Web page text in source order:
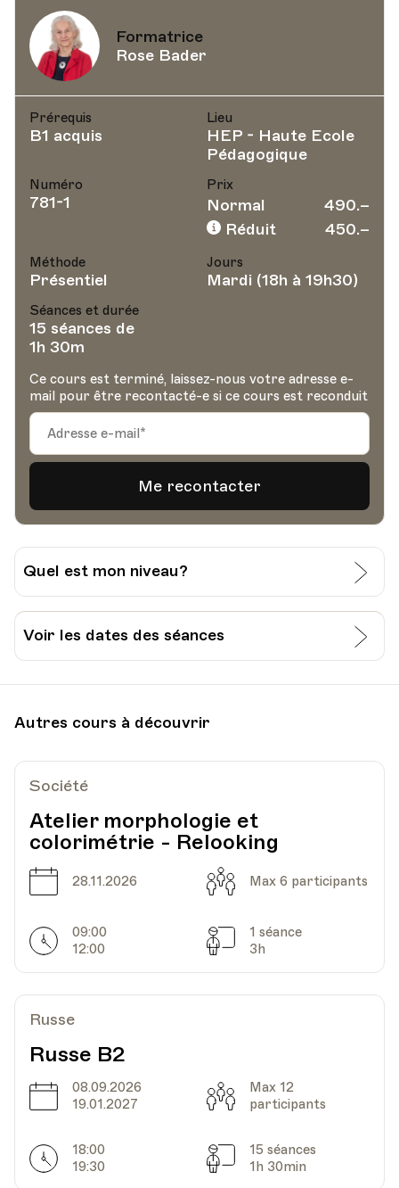
Formatrice
Rose Bader
Prérequis
B1 acquis
Lieu
HEP - Haute Ecole
Pédagogique
Numéro
781-1
Prix
Normal
490.–
Réduit
450.–
Méthode
Présentiel
Jours
Mardi (18h à 19h30)
Séances et durée
15 séances de
1h 30m
Ce cours est terminé, laissez-nous votre adresse e-
mail pour être recontacté-e si ce cours est reconduit
Quel est mon niveau?
J’évalue moi-même mon niveau:
Grille pour l’auto-évaluation du CECR
de Lausanne:
Voir les dates des séances
Lieu1005, Lausanne
Av. de Cour 33
Date24.02.2026 Heure
18.00
Av. de Cour 33
Date
Lieu
HEP - Haute Ecole Pédagogique - Salle 719
1005, Lausanne
Av. de Cour 33
Date
10.03.2026 Heure
18.00
Autres cours à découvrir
Société
Atelier morphologie et
colorimétrie - Relooking
Date
28.11.2026 Capacité
Max 6 participants
Horarires
09:00
12:00
Séances
1 séance
3h
Russe
Russe B2
Date
08.09.2026
19.01.2027
Capacité
Max 12
participants
Horarires
18:00
19:30
Séances
15 séances
1h 30min